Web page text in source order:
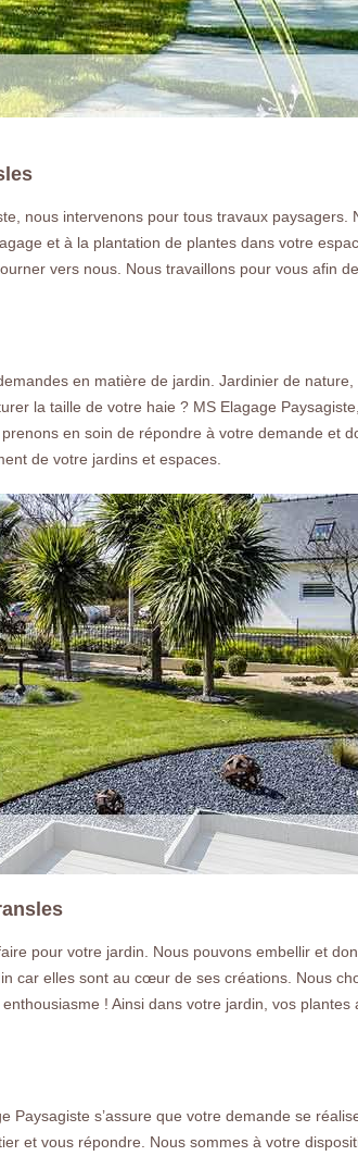
EN
passionné à Bransles 77620 je
Nous contacter
nous intervenons pour tous travaux paysagers.
et à la plantation de plantes dans votre
vers nous. Nous travaillons pour vous afin
en matière de jardin. Jardinier de
la taille de votre haie ? MS Elagage
en soin de répondre à votre demande et
de votre jardins et espaces.
pour votre jardin. Nous pouvons embellir et
car elles sont au cœur de ses créations. Nous
! Ainsi dans votre jardin, vos
s’assure que votre demande se
et vous répondre. Nous sommes à votre